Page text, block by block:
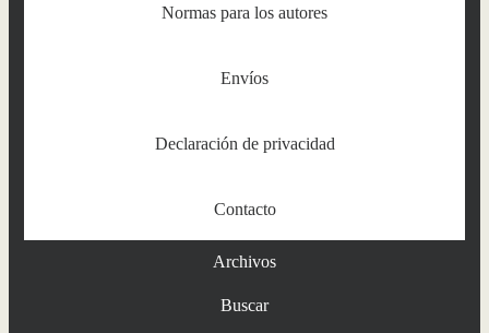
Normas para los autores
Envíos
Declaración de privacidad
Contacto
Archivos
Buscar